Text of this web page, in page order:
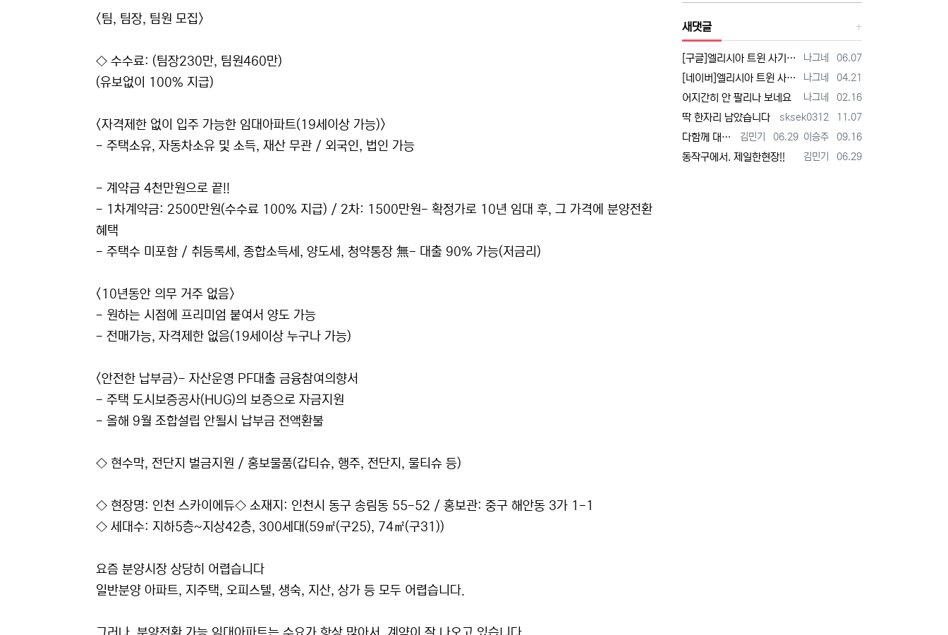
<팀, 팀장, 팀원 모집>
◇ 수수료: (팀장230만, 팀원460만)
(유보없이 100% 지급)
<자격제한 없이 입주 가능한 임대아파트(19세이상 가능)>
- 주택소유, 자동차소유 및 소득, 재산 무관 / 외국인, 법인 가능
- 계약금 4천만원으로 끝!!
- 1차계약금: 2500만원(수수료 100% 지급) / 2차: 1500만원- 확정가로 10년 임대 후, 그 가격에 분양전환
혜택
- 주택수 미포함 / 취등록세, 종합소득세, 양도세, 청약통장 無- 대출 90% 가능(저금리)
<10년동안 의무 거주 없음>
- 원하는 시점에 프리미엄 붙여서 양도 가능
- 전매가능, 자격제한 없음(19세이상 누구나 가능)
<안전한 납부금>- 자산운영 PF대출 금융참여의향서
- 주택 도시보증공사(HUG)의 보증으로 자금지원
- 올해 9월 조합설립 안될시 납부금 전액환불
◇ 현수막, 전단지 벌금지원 / 홍보물품(갑티슈, 행주, 전단지, 물티슈 등)
◇ 현장명: 인천 스카이에듀◇ 소재지: 인천시 동구 송림동 55-52 / 홍보관: 중구 해안동 3가 1-1
◇ 세대수: 지하5층~지상42층, 300세대(59㎡(구25), 74㎡(구31))
요즘 분양시장 상당히 어렵습니다
일반분양 아파트, 지주택, 오피스텔, 생숙, 지산, 상가 등 모두 어렵습니다.
새댓글
등록자
나그네 등록일
06.07
[구글]엘리시아 트윈 사기 - 검색
등록자
나그네 등록일
04.21
[네이버]엘리시아 트윈 사기 - 검색
등록자
나그네 등록일
02.16
어지간히 안 팔리나 보네요
등록자
sksek0312 등록일
11.07
딱 한자리 남았습니다
등록자
이승주 등록일
09.16
등록자
김민기 등록일
06.29
다함께 대박납니다.
등록자
김민기 등록일
06.29
동작구에서. 제일한현장!!